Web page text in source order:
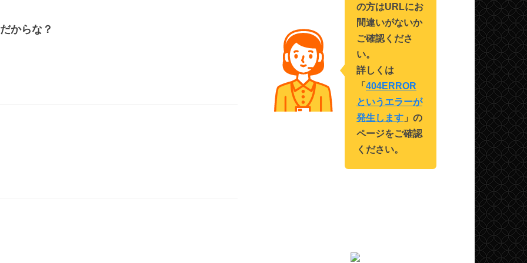
からな？
の方はURLにお
間違いがないか
ご確認くださ
い。
詳しくは
「 404ERROR
というエラーが
発生します 」の
ページをご確認
ください。